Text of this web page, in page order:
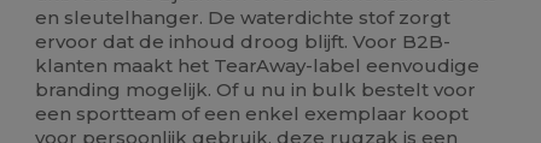
en sleutelhanger. De waterdichte stof zorgt
ervoor dat de inhoud droog blijft. Voor B2B-
klanten maakt het TearAway-label eenvoudige
branding mogelijk. Of u nu in bulk bestelt voor
een sportteam of een enkel exemplaar koopt
voor persoonlijk gebruik, deze rugzak is een